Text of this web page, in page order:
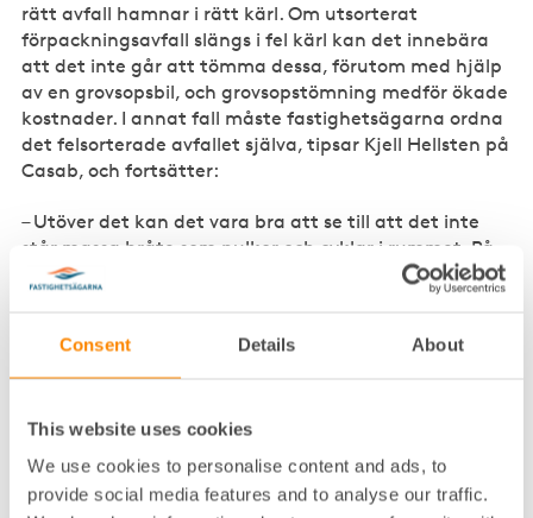
Consent Details About
This website uses cookies
We use cookies to personalise content and ads, to
provide social media features and to analyse our traffic.
rätt avfall hamnar i rätt kärl. Om utsorterat
förpackningsavfall slängs i fel kärl kan det innebära
att det inte går att tömma dessa, förutom med hjälp
av en grovsopsbil, och grovsopstömning medför ökade
kostnader. I annat fall måste fastighetsägarna ordna
det felsorterade avfallet själva, tipsar Kjell Hellsten på
Casab, och fortsätter:
– Utöver det kan det vara bra att se till att det inte
står massa bråte som pulkor och cyklar i rummet. På
så sätt kan ni få plats med fler kärl för återvinningen.
Se över dörrstoppen och
hämtningsfrekvenserna
Kjell tar även upp vikten av regelbundet underhåll
– Se till att det finns dörrstopp på samtliga dörrar